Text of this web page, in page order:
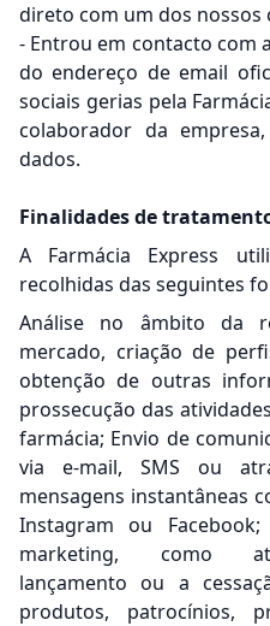
direto com um dos nossos
- Entrou em contacto com
do endereço de email
sociais gerias pela
colaborador da
dados.
Finalidades de
A Farmácia Express
recolhidas das seguintes
Análise no âmbito da
mercado, criação de
obtenção de outras
prossecução das
farmácia; Envio de
via e-mail, SMS ou
mensagens instantâneas
Instagram ou
marketing, como
lançamento ou a
produtos, patrocínios,